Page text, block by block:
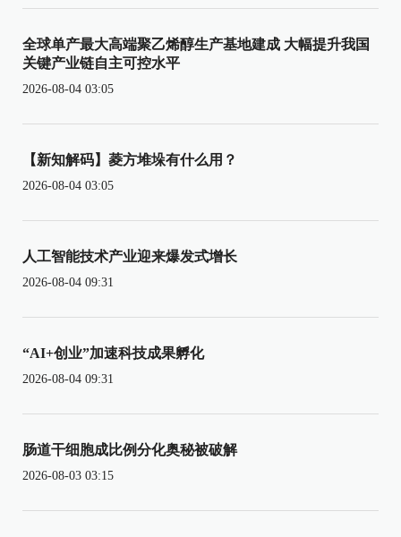
全球单产最大高端聚乙烯醇生产基地建成 大幅提升我国
关键产业链自主可控水平
2026-08-04 03:05
【新知解码】菱方堆垛有什么用？
2026-08-04 03:05
人工智能技术产业迎来爆发式增长
2026-08-04 09:31
“AI+创业”加速科技成果孵化
2026-08-04 09:31
肠道干细胞成比例分化奥秘被破解
2026-08-03 03:15